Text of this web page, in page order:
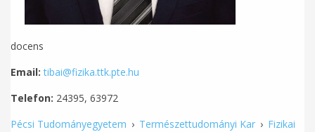
docens
Email:tibai@fizika.ttk.pte.hu
Telefon: 24395, 63972
Pécsi Tudományegyetem › Természettudományi Kar › Fizikai